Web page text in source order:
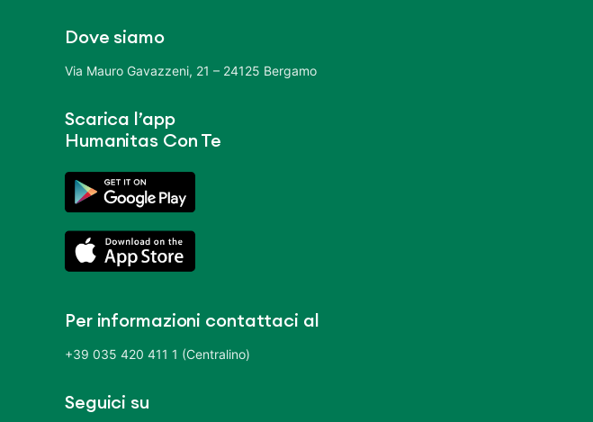
Dove siamo
Via Mauro Gavazzeni, 21 – 24125 Bergamo
Scarica l’app
Humanitas Con Te
Per informazioni contattaci al
+39 035 420 411 1 (Centralino)
Seguici su